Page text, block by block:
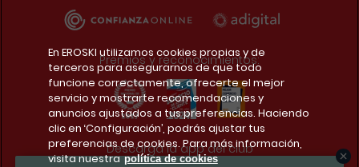
Premios y reconocimientos:
Descarga la app del club
En EROSKI utilizamos cookies propias y de
terceros para asegurarnos de que todo
funcione correctamente, ofrecerte el mejor
servicio y mostrarte recomendaciones y
anuncios ajustados a tus preferencias. Haciendo
clic en ‘Configuración’, podrás ajustar tus
preferencias de cookies. Para más información,
visita nuestra política de cookies